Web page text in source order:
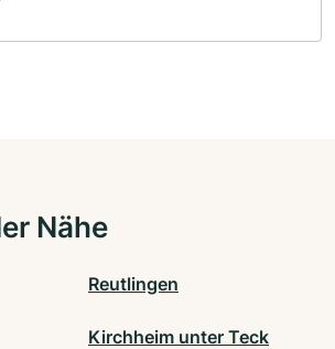
Nähe
Reutlingen
Kirchheim unter Teck